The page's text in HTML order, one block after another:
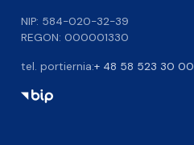
NIP: 584-020-32-39
REGON: 000001330
tel. portiernia:+ 48 58 523 30 00